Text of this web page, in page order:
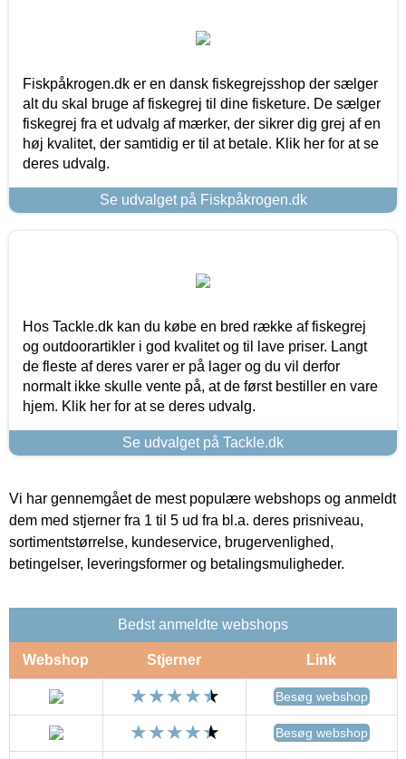
Fiskpåkrogen.dk er en dansk fiskegrejsshop der sælger
alt du skal bruge af fiskegrej til dine fisketure. De sælger
fiskegrej fra et udvalg af mærker, der sikrer dig grej af en
høj kvalitet, der samtidig er til at betale. Klik her for at se
deres udvalg.
Se udvalget på Fiskpåkrogen.dk
Hos Tackle.dk kan du købe en bred række af fiskegrej
og outdoorartikler i god kvalitet og til lave priser. Langt
de fleste af deres varer er på lager og du vil derfor
normalt ikke skulle vente på, at de først bestiller en vare
hjem. Klik her for at se deres udvalg.
Se udvalget på Tackle.dk
Vi har gennemgået de mest populære webshops og anmeldt
dem med stjerner fra 1 til 5 ud fra bl.a. deres prisniveau,
sortimentstørrelse, kundeservice, brugervenlighed,
betingelser, leveringsformer og betalingsmuligheder.
Bedst anmeldte webshops
Webshop Stjerner Link
Besøg webshop
Besøg webshop